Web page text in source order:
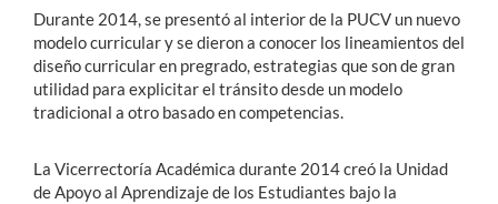
Durante 2014, se presentó al interior de la PUCV un nuevo
modelo curricular y se dieron a conocer los lineamientos del
diseño curricular en pregrado, estrategias que son de gran
utilidad para explicitar el tránsito desde un modelo
tradicional a otro basado en competencias.
La Vicerrectoría Académica durante 2014 creó la Unidad
de Apoyo al Aprendizaje de los Estudiantes bajo la